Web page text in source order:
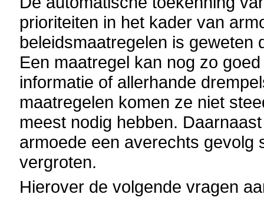
prioriteiten in het kader van
beleidsmaatregelen is
Een maatregel kan nog zo
informatie of allerhande
maatregelen komen ze niet
meest nodig hebben.
armoede een averechts gevolg
vergroten.
Hierover de volgende vragen